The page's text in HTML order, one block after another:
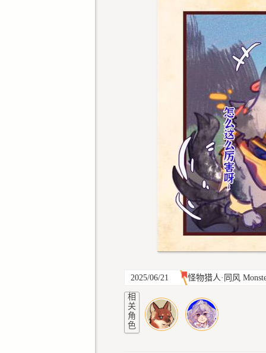
2025/06/21 怪物猎人·同风
相
关
角
色